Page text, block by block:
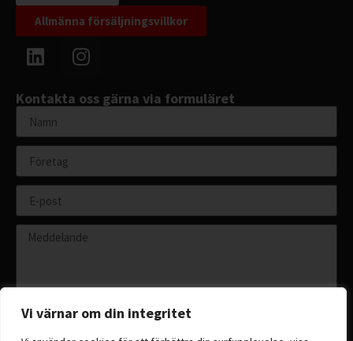
Vi värnar om din integritet
Allmänna försäljningsvillkor
Kontakta oss gärna via formuläret